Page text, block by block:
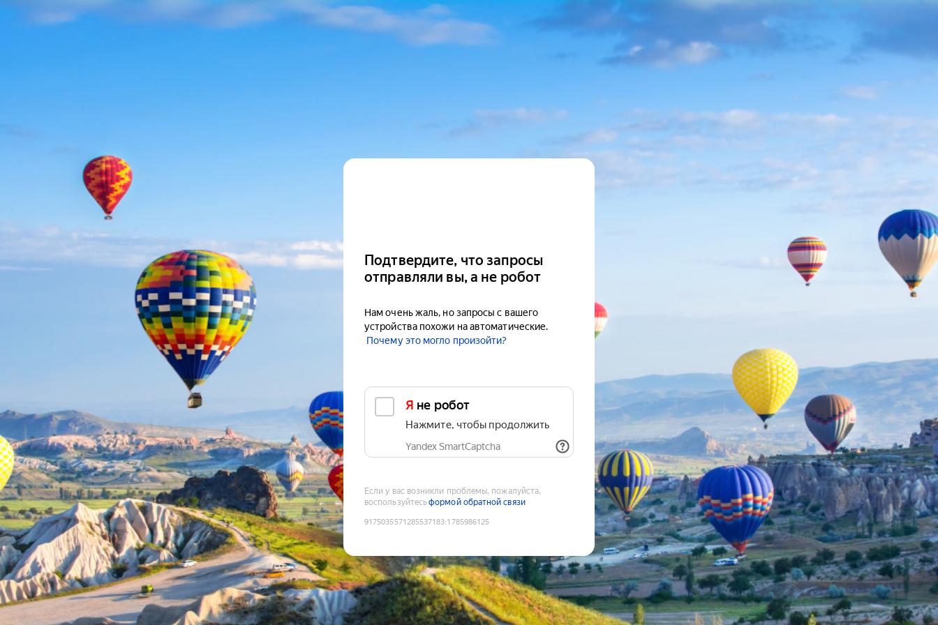
Подтвердите, что запросы
отправляли вы, а не робот
Нам очень жаль, но запросы с вашего
устройства похожи на автоматические.
Почему это могло произойти?
Я не робот
Нажмите, чтобы продолжить
Yandex SmartCaptcha
Если у вас возникли проблемы, пожалуйста,
воспользуйтесьформой обратной связи
9175035571285537183:1785986125